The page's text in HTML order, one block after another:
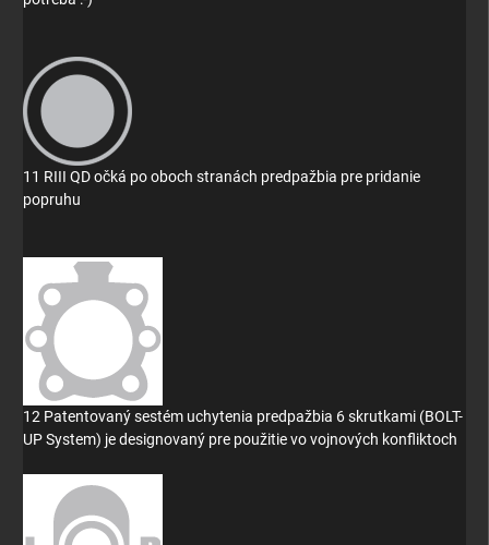
11 RIII QD očká po oboch stranách predpažbia pre pridanie
popruhu
12 Patentovaný sestém uchytenia predpažbia 6 skrutkami (BOLT-
UP System) je designovaný pre použitie vo vojnových konfliktoch